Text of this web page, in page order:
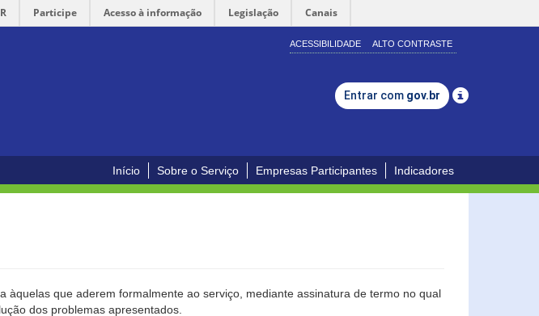
Participe Acesso à informação Legislação Canais
ACESSIBILIDADE ALTO CONTRASTE
Entrar com gov.br
Início Sobre o Serviço Empresas Participantes Indicadores
àquelas que aderem formalmente ao serviço, mediante assinatura de termo no qual
dos problemas apresentados.